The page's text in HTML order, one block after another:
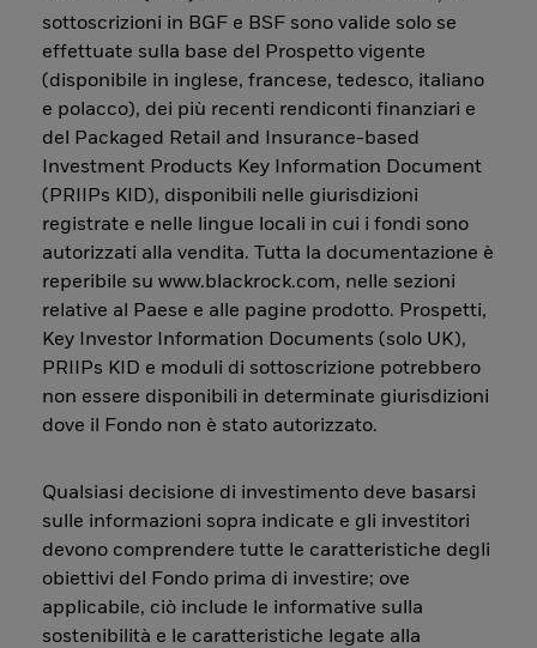
sottoscrizioni in BGF e BSF sono valide solo se
effettuate sulla base del Prospetto vigente
(disponibile in inglese, francese, tedesco, italiano
e polacco), dei più recenti rendiconti finanziari e
del Packaged Retail and Insurance-based
Investment Products Key Information Document
(PRIIPs KID), disponibili nelle giurisdizioni
registrate e nelle lingue locali in cui i fondi sono
autorizzati alla vendita. Tutta la documentazione è
reperibile su www.blackrock.com, nelle sezioni
relative al Paese e alle pagine prodotto. Prospetti,
Key Investor Information Documents (solo UK),
PRIIPs KID e moduli di sottoscrizione potrebbero
non essere disponibili in determinate giurisdizioni
dove il Fondo non è stato autorizzato.
Qualsiasi decisione di investimento deve basarsi
sulle informazioni sopra indicate e gli investitori
devono comprendere tutte le caratteristiche degli
obiettivi del Fondo prima di investire; ove
applicabile, ciò include le informative sulla
sostenibilità e le caratteristiche legate alla